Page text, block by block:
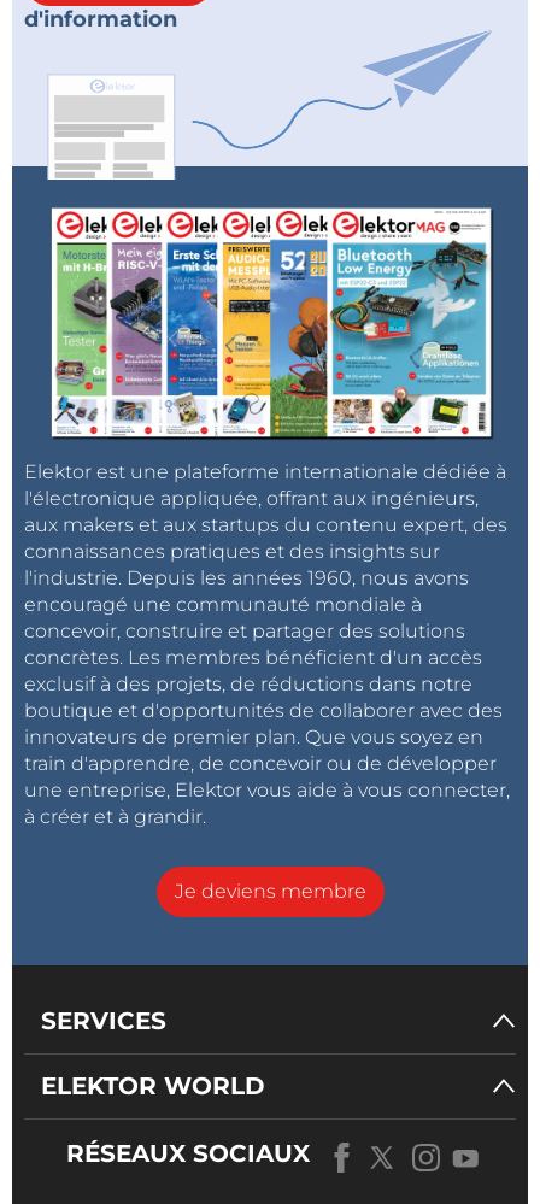
d'information
Elektor est une plateforme internationale dédiée à
l'électronique appliquée, offrant aux ingénieurs,
aux makers et aux startups du contenu expert, des
connaissances pratiques et des insights sur
l'industrie. Depuis les années 1960, nous avons
encouragé une communauté mondiale à
concevoir, construire et partager des solutions
concrètes. Les membres bénéficient d'un accès
exclusif à des projets, de réductions dans notre
boutique et d'opportunités de collaborer avec des
innovateurs de premier plan. Que vous soyez en
train d'apprendre, de concevoir ou de développer
une entreprise, Elektor vous aide à vous connecter,
à créer et à grandir.
Je deviens membre
SERVICES
ELEKTOR WORLD
RÉSEAUX SOCIAUX